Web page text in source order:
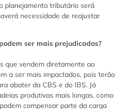
planejamento tributário será
necessidade de reajustar
ser mais prejudicados?
que vendem diretamente ao
a ser mais impactados, pois terão
abater da CBS e do IBS. Já
produtivas mais longas, como
compensar parte da carga